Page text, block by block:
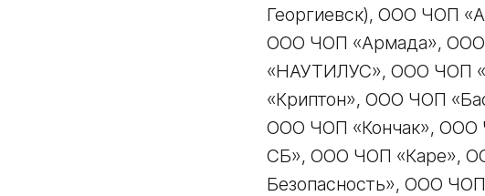
Георгиевск), ООО ЧОП
ООО ЧОП «Армада»,
«НАУТИЛУС», ООО ЧОП
«Криптон», ООО ЧОП
ООО ЧОП «Кончак»,
СБ», ООО ЧОП «Каре»,
Безопасность», ООО